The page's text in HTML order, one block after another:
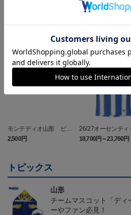
NEW
モンテディオ山形 ピカ
チュウ タオルマフラー
2,500円
26/27オーセンティ
ニフォーム半袖（
18,700円～23,760円
トピックス
山形
チームマスコット「ディ
ーやファン必見！